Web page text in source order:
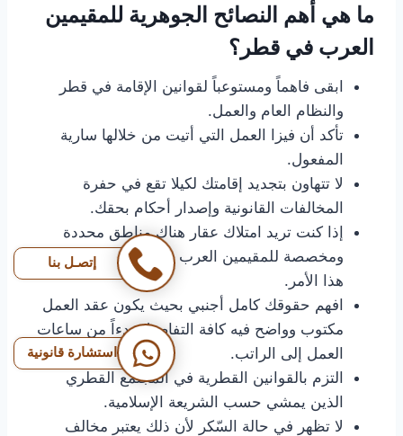
ما هي أهم النصائح الجوهرية للمقيمين
العرب في قطر؟
ابقى فاهماً ومستوعباً لقوانين الإقامة في قطر
والنظام العام والعمل.
تأكد أن فيزا العمل التي أتيت من خلالها سارية
المفعول.
لا تتهاون بتجديد إقامتك لكيلا تقع في حفرة
المخالفات القانونية وإصدار أحكام بحقك.
إذا كنت تريد امتلاك عقار هناك مناطق محددة
ومخصصة للمقيمين العرب يجب عدم التلاعب في
هذا الأمر.
افهم حقوقك كامل أجنبي بحيث يكون عقد العمل
مكتوب وواضح فيه كافة التفاصيل بدءاً من ساعات
العمل إلى الراتب.
التزم بالقوانين القطرية في المجتمع القطري
الذين يمشي حسب الشريعة الإسلامية.
لا تظهر في حالة السّكر لأن ذلك يعتبر مخالف
استشارة قانونية
إتصـل بنا